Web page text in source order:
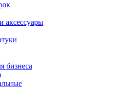
аксессуары
бизнеса